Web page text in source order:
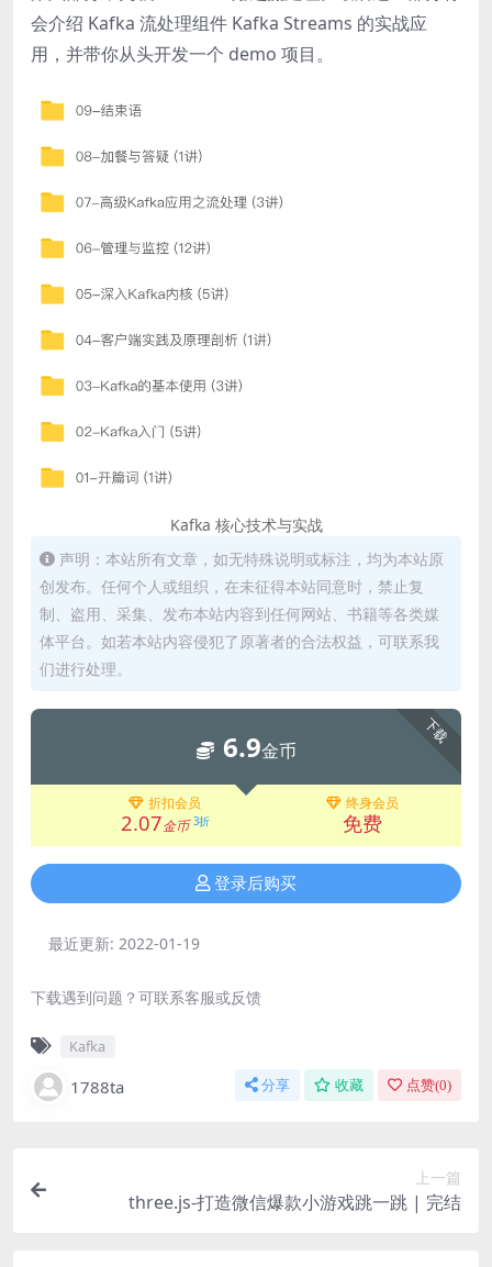
会介绍 Kafka 流处理组件 Kafka Streams 的实战应
用，并带你从头开发一个 demo 项目。
Kafka 核心技术与实战
声明：本站所有文章，如无特殊说明或标注，均为本站原
创发布。任何个人或组织，在未征得本站同意时，禁止复
制、盗用、采集、发布本站内容到任何网站、书籍等各类媒
体平台。如若本站内容侵犯了原著者的合法权益，可联系我
们进行处理。
下载
6.9金币
折扣会员
2.07金币 3折
终身会员
免费
登录后购买
最近更新: 2022-01-19
下载遇到问题？可联系客服或反馈
Kafka
1788ta 分享 收藏 点赞(0)
上一篇
three.js-打造微信爆款小游戏跳一跳 | 完结